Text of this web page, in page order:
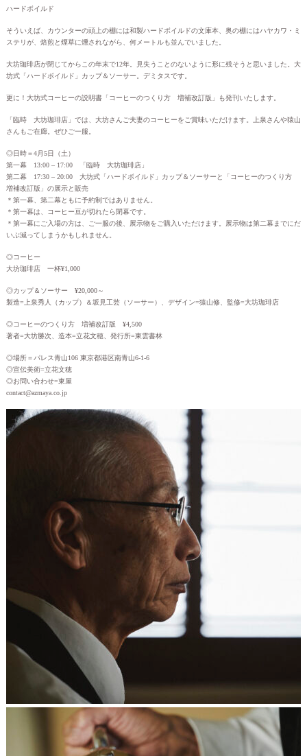
ハードボイルド
そういえば、カウンターの頭上の棚には和製ハードボイルドの文庫本、奥の棚にはハヤカワ・ミ
ステリが、焙煎と煙草に燻されながら、何メートルも並んでいました。
大坊珈琲店が閉じてからこの年末で12年。見失うことのないように形に残そうと思いました。大
坊式「ハードボイルド」カップ＆ソーサー。デミタスです。
更に！大坊式コーヒーの説明書「コーヒーのつくり方 増補改訂版」も発刊いたします。
「臨時 大坊珈琲店」では、大坊さんご夫妻のコーヒーをご賞味いただけます。上泉さんや猿山
さんもご在廊。ぜひご一服。
◎日時＝4月5日（土）
第一幕 13:00 – 17:00 「臨時 大坊珈琲店」
第二幕 17:30 – 20:00 大坊式「ハードボイルド」カップ＆ソーサーと「コーヒーのつくり方
増補改訂版」の展示と販売
＊第一幕、第二幕ともに予約制ではありません。
＊第一幕は、コーヒー豆が切れたら閉幕です。
＊第一幕にご入場の方は、ご一服の後、展示物をご購入いただけます。展示物は第二幕までにだ
いぶ減ってしまうかもしれません。
◎コーヒー
大坊珈琲店 一杯¥1,000
◎カップ＆ソーサー ¥20,000～
製造=上泉秀人（カップ）＆坂見工芸（ソーサー）、デザイン=猿山修、監修=大坊珈琲店
◎コーヒーのつくり方 増補改訂版 ¥4,500
著者=大坊勝次、造本=立花文穂、発行所=東雲書林
◎場所＝パレス青山106 東京都港区南青山6-1-6
◎宣伝美術=立花文穂
◎お問い合わせ=東屋
contact@azmaya.co.jp